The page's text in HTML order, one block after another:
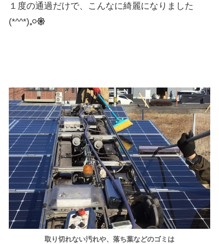
１度の通過だけで、こんなに綺麗になりました
(*^^*)𓈒𓏸𑁍
取り切れない汚れや、落ち葉などのゴミは